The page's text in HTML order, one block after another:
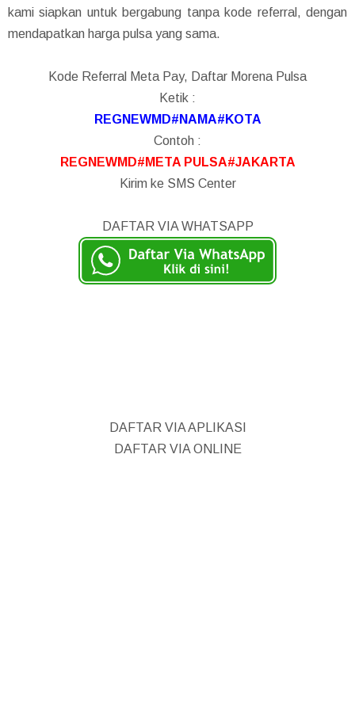
kami siapkan untuk bergabung tanpa kode referral, dengan
mendapatkan harga pulsa yang sama.
Kode Referral Meta Pay, Daftar Morena Pulsa
Ketik :
REGNEWMD#NAMA#KOTA
Contoh :
REGNEWMD#META PULSA#JAKARTA
Kirim ke SMS Center
DAFTAR VIA WHATSAPP
DAFTAR VIA APLIKASI
DAFTAR VIA ONLINE